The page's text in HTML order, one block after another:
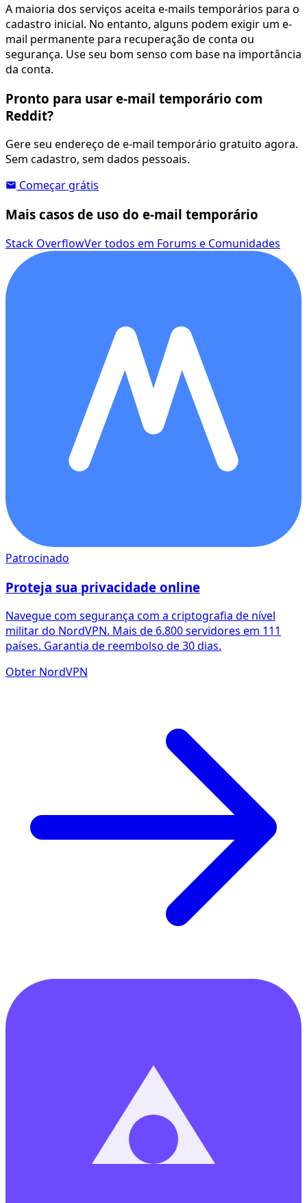
A maioria dos serviços aceita e-mails temporários para o
cadastro inicial. No entanto, alguns podem exigir um e-
mail permanente para recuperação de conta ou
segurança. Use seu bom senso com base na importância
da conta.
Pronto para usar e-mail temporário com
Reddit?
Gere seu endereço de e-mail temporário gratuito agora.
Sem cadastro, sem dados pessoais.
Começar grátis
Mais casos de uso do e-mail temporário
Stack OverflowVer todos em Forums e Comunidades
Patrocinado
Proteja sua privacidade online
Navegue com segurança com a criptografia de nível
militar do NordVPN. Mais de 6.800 servidores em 111
países. Garantia de reembolso de 30 dias.
Obter NordVPN